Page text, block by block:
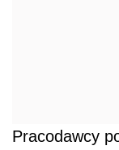
Pracodawcy